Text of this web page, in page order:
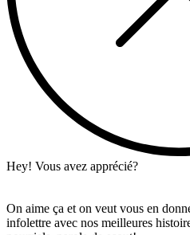
Hey! Vous avez apprécié?
On aime ça et on veut vous en
infolettre avec nos meilleures